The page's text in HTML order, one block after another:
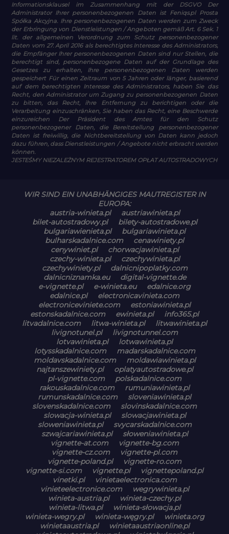
Informationsklausel im Zusammenhang mit der DSGVO
Der
Administrator Ihrer personenbezogenen Daten ist Feniqs.pl Prosta
Spółka Akcyjna. Ihre personenbezogenen Daten werden zum Zweck
der Erbringung von Dienstleistungen / Angeboten gemäß Art. 6 Sek. 1
lit. der allgemeinen Verordnung zum Schutz personenbezogener
Daten vom 27. April 2016 als berechtigtes Interesse des Administrators,
die Empfänger Ihrer personenbezogenen Daten sind nur Stellen, die
berechtigt sind, personenbezogene Daten auf der Grundlage des
Gesetzes zu erhalten, Ihre personenbezogenen Daten werden
gespeichert Für einen Zeitraum von 5 Jahren oder länger, basierend
auf dem berechtigten Interesse des Administrators, haben Sie das
Recht, den Administrator um Zugang zu personenbezogenen Daten
zu bitten, das Recht, ihre Entfernung zu berichtigen oder die
Verarbeitung einzuschränken, Sie haben das Recht, eine Beschwerde
einzureichen Der Präsident des Amtes für den Schutz
personenbezogener Daten, die Bereitstellung personenbezogener
Daten ist freiwillig, die Nichtbereitstellung von Daten kann jedoch
dazu führen, dass Dienstleistungen / Angebote nicht erbracht werden
können.
JESTEŚMY NIEZALEŻNYM REJESTRATOREM OPŁAT AUTOSTRADOWYCH
WIR SIND EIN UNABHÄNGIGES MAUTREGISTER IN
EUROPA:
austria-winieta.pl
austriawinieta.pl
bilet-autostradowy.pl
bilety-autostradowe.pl
bulgariawienieta.pl
bulgariawinieta.pl
bulharskadalnice.com
cenawiniety.pl
cenywiniet.pl
chorwacjawinieta.pl
czechy-winieta.pl
czechywinieta.pl
czechywiniety.pl
dalnicnipoplatky.com
dalnicniznamka.eu
digital-vignette.de
e-vignette.pl
e-winieta.eu
edalnice.org
edalnice.pl
electronicavinieta.com
electroniceviniete.com
estoniawinieta.pl
estonskadalnice.com
ewinieta.pl
info365.pl
litvadalnice.com
litwa-winieta.pl
litwawinieta.pl
livignotunel.pl
livignotunnel.com
lotvawinieta.pl
lotwawinieta.pl
lotysskadalnice.com
madarskadalnice.com
moldavskadalnice.com
moldawiawinieta.pl
najtanszewiniety.pl
oplatyautostradowe.pl
pl-vignette.com
polskadalnice.com
rakouskadalnice.com
rumuniawinieta.pl
rumunskadalnice.com
sloveniawinieta.pl
slovenskadalnice.com
slovinskadalnice.com
slowacja-winieta.pl
slowacjawinieta.pl
sloweniawinieta.pl
svycarskadalnice.com
szwajcariawinieta.pl
słoweniawinieta.pl
vignette-at.com
vignette-bg.com
vignette-cz.com
vignette-pl.com
vignette-poland.pl
vignette-ro.com
vignette-si.com
vignette.pl
vignettepoland.pl
vinetki.pl
vinietaelectronica.com
vinieteelectronice.com
wegrywinieta.pl
winieta-austria.pl
winieta-czechy.pl
winieta-litwa.pl
winieta-słowacja.pl
winieta-wegry.pl
winieta-węgry.pl
winieta.org
winietaaustria.pl
winietaaustriaonline.pl